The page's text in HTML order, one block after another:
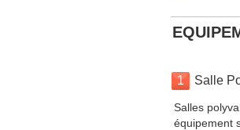
1 Salle
Salles
équipement